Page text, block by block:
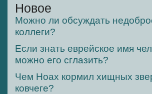
Новое
Можно ли обсуждать
коллеги?
Если знать еврейское имя
можно его сглазить?
Чем Ноах кормил хищных
ковчеге?